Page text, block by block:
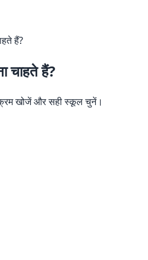
हैं?
चाहते हैं?
खोजें और सही स्कूल चुनें।